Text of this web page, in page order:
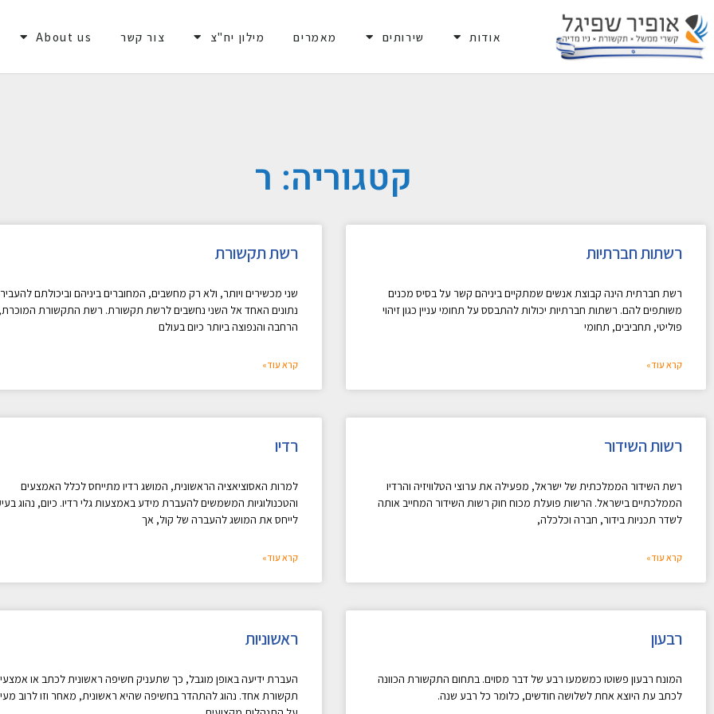
אודות שירותים מאמרים מילון יח"צ צור קשר About us
קטגוריה: ר
רשתות חברתיות
רשת חברתית הינה קבוצת אנשים שמתקיים ביניהם קשר על בסיס מכנים
משותפים להם. רשתות חברתיות יכולות להתבסס על תחומי עניין כגון זיהוי
פוליטי, תחביבים, תחומי
קרא עוד»
רשת תקשורת
שני מכשירים ויותר, ולא רק מחשבים, המחוברים ביניהם וביכולתם להעביר
נתונים האחד אל השני נחשבים לרשת תקשורת. רשת התקשורת המוכרת,
הרחבה והנפוצה ביותר כיום בעולם
קרא עוד»
רשות השידור
רשת השידור הממלכתית של ישראל, מפעילה את ערוצי הטלוויזיה והרדיו
הממלכתיים בישראל. הרשות פועלת מכוח חוק רשות השידור המחייב אותה
לשדר תכניות בידור, חברה וכלכלה,
קרא עוד»
רדיו
למרות האסוציאציה הראשונית, המושג רדיו מתייחס לכלל האמצעים
והטכנולוגיות המשמשים להעברת מידע באמצעות גלי רדיו. כיום, נהוג
לייחס את המושג להעברה של קול, אך
קרא עוד»
רבעון
המונח רבעון פשוטו כמשמעו רבע של דבר מסוים. בתחום התקשורת הכוונה
לכתב עת היוצא אחת לשלושה חודשים, כלומר כל רבע שנה.
ראשוניות
העברת ידיעה באופן מוגבל, כך שתעניק חשיפה ראשונית לכתב או אמצעי
תקשורת אחד. נהוג להתהדר בחשיפה שהיא ראשונית, מאחר וזו לרוב